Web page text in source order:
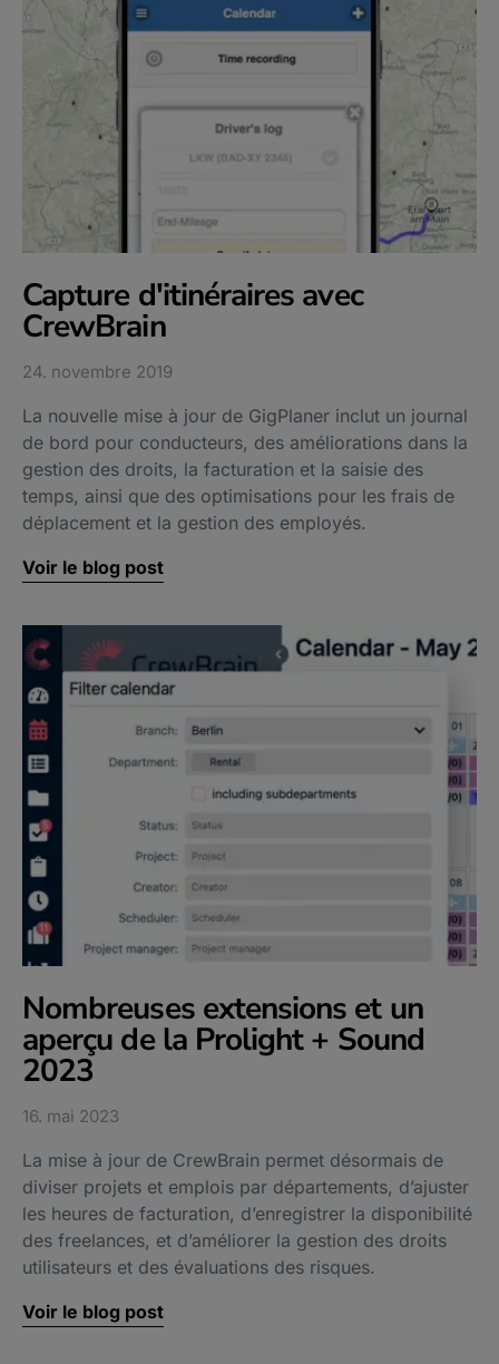
Capture d'itinéraires avec
CrewBrain
24. novembre 2019
La nouvelle mise à jour de GigPlaner inclut un journal
de bord pour conducteurs, des améliorations dans la
gestion des droits, la facturation et la saisie des
temps, ainsi que des optimisations pour les frais de
déplacement et la gestion des employés.
Voir le blog post
Nombreuses extensions et un
aperçu de la Prolight + Sound
2023
16. mai 2023
La mise à jour de CrewBrain permet désormais de
diviser projets et emplois par départements, d’ajuster
les heures de facturation, d’enregistrer la disponibilité
des freelances, et d’améliorer la gestion des droits
utilisateurs et des évaluations des risques.
Voir le blog post